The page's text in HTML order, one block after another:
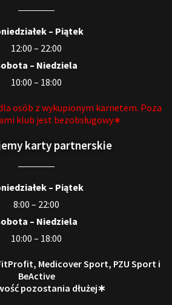
– Piątek
12:00 – 22:00
– Niedziela
10:00 – 18:00
osób z wykupionym karnetem. Poza
klub jest bezobsługowy∗
karty partnerskie
– Piątek
8:00 – 22:00
– Niedziela
10:00 – 18:00
Medicover Sport, PZU Sport i
BeActive
pozostania dłużej∗